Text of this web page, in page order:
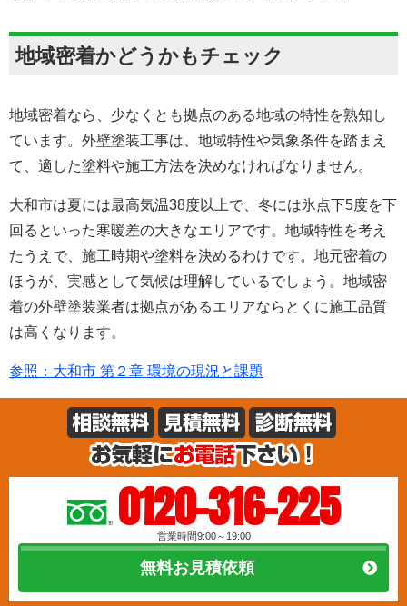
地域密着かどうかもチェック
地域密着なら、少なくとも拠点のある地域の特性を熟知し
ています。外壁塗装工事は、地域特性や気象条件を踏まえ
て、適した塗料や施工方法を決めなければなりません。
大和市は夏には最高気温38度以上で、冬には氷点下5度を下
回るといった寒暖差の大きなエリアです。地域特性を考え
たうえで、施工時期や塗料を決めるわけです。地元密着の
ほうが、実感として気候は理解しているでしょう。地域密
着の外壁塗装業者は拠点があるエリアならとくに施工品質
は高くなります。
参照：大和市 第２章 環境の現況と課題
0120-316-225
営業時間9:00～19:00
無料お見積依頼